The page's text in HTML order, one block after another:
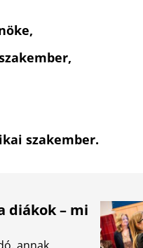
szakember.
diákok – mi